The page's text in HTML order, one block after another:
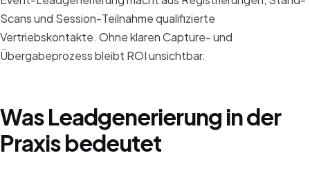
Scans und Session-Teilnahme qualifizierte
Vertriebskontakte. Ohne klaren Capture- und
Übergabeprozess bleibt ROI unsichtbar.
Was Leadgenerierung in der
Praxis bedeutet